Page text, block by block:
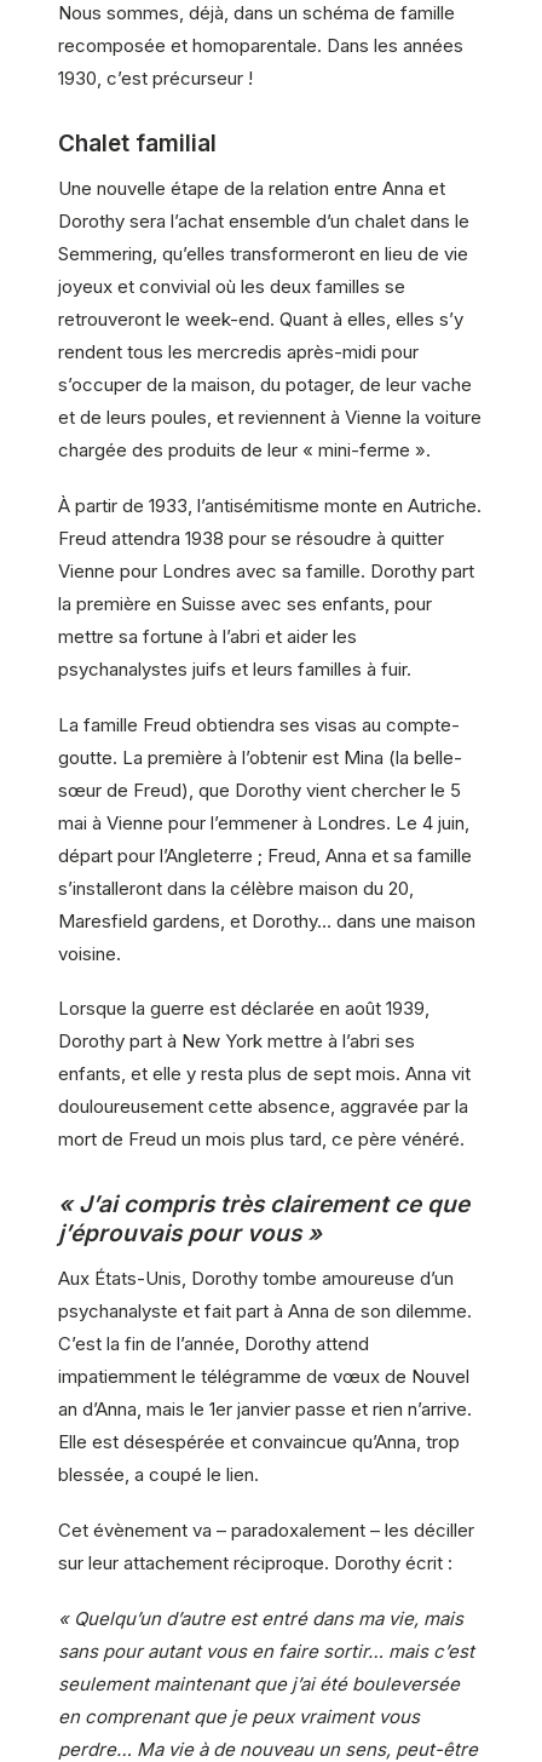
Nous sommes, déjà, dans un schéma de famille
recomposée et homoparentale. Dans les années
1930, c’est précurseur !
Chalet familial
Une nouvelle étape de la relation entre Anna et
Dorothy sera l’achat ensemble d’un chalet dans le
Semmering, qu’elles transformeront en lieu de vie
joyeux et convivial où les deux familles se
retrouveront le week-end. Quant à elles, elles s’y
rendent tous les mercredis après-midi pour
s’occuper de la maison, du potager, de leur vache
et de leurs poules, et reviennent à Vienne la voiture
chargée des produits de leur « mini-ferme ».
À partir de 1933, l’antisémitisme monte en Autriche.
Freud attendra 1938 pour se résoudre à quitter
Vienne pour Londres avec sa famille. Dorothy part
la première en Suisse avec ses enfants, pour
mettre sa fortune à l’abri et aider les
psychanalystes juifs et leurs familles à fuir.
La famille Freud obtiendra ses visas au compte-
goutte. La première à l’obtenir est Mina (la belle-
sœur de Freud), que Dorothy vient chercher le 5
mai à Vienne pour l’emmener à Londres. Le 4 juin,
départ pour l’Angleterre ; Freud, Anna et sa famille
s’installeront dans la célèbre maison du 20,
Maresfield gardens, et Dorothy… dans une maison
voisine.
Lorsque la guerre est déclarée en août 1939,
Dorothy part à New York mettre à l’abri ses
enfants, et elle y resta plus de sept mois. Anna vit
douloureusement cette absence, aggravée par la
mort de Freud un mois plus tard, ce père vénéré.
« J’ai compris très clairement ce que
j’éprouvais pour vous »
Aux États-Unis, Dorothy tombe amoureuse d’un
psychanalyste et fait part à Anna de son dilemme.
C’est la fin de l’année, Dorothy attend
impatiemment le télégramme de vœux de Nouvel
an d’Anna, mais le 1er janvier passe et rien n’arrive.
Elle est désespérée et convaincue qu’Anna, trop
blessée, a coupé le lien.
Cet évènement va – paradoxalement – les déciller
sur leur attachement réciproque. Dorothy écrit :
« Quelqu’un d’autre est entré dans ma vie, mais
sans pour autant vous en faire sortir… mais c’est
seulement maintenant que j’ai été bouleversée
en comprenant que je peux vraiment vous
perdre… Ma vie à de nouveau un sens, peut-être